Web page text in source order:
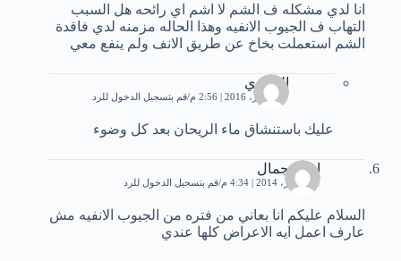
انا لدي مشكله ف الشم لا اشم اي رائحه هل السبب
التهاب ف الجيوب الانفيه وهذا الحاله مزمنه لدي فاقدة
الشم استعملت بخاخ عن طريق الانف ولم ينفع معي
البخاري
27 أكتوبر، 2016 | 2:56 م قم بتسجيل الدخول للرد
عليك باستنشاق ماء الريحان بعد كل وضوء
احمد جمال
21 أكتوبر، 2014 | 4:34 م قم بتسجيل الدخول للرد
السلام عليكم انا بعاني من فتره من الجيوب الانفيه مش
عارف اعمل ايه الاعراض كلها عندي